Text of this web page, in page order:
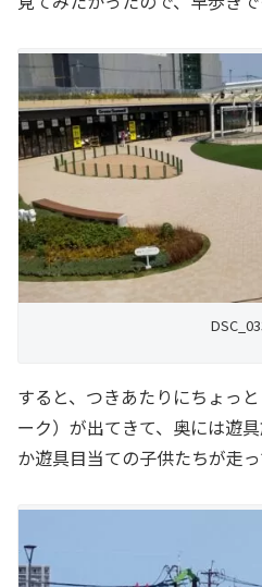
すると、つきあたりにちょっ
ーク）が出てきて、奥には遊
か遊具目当ての子供たちが走